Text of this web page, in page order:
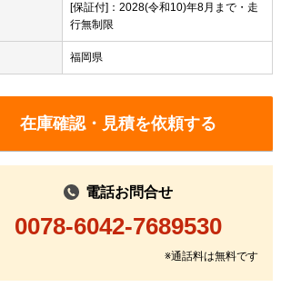
[保証付]：2028(令和10)年8月まで・走
行無制限
福岡県
在庫確認・見積を依頼する
電話お問合せ
0078-6042-7689530
※通話料は無料です